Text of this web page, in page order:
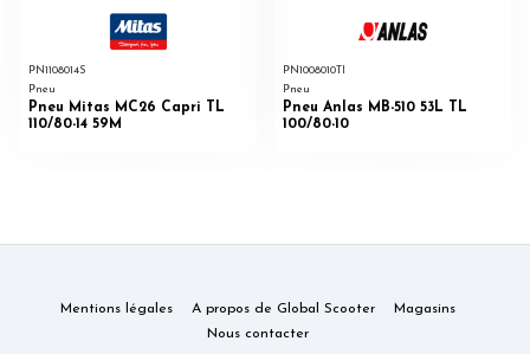
PN1108014S
Pneu
Pneu Mitas MC26 Capri TL
110/80-14 59M
PN1008010TI
Pneu
Pneu Anlas MB-510 53L TL
100/80-10
Mentions légales A propos de Global Scooter
Magasins
Nous contacter